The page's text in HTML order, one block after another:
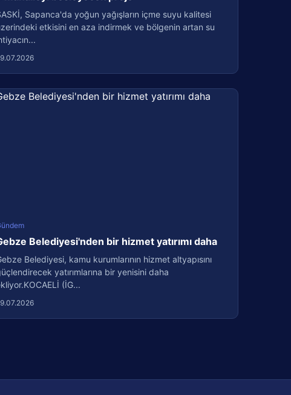
Sapanca'da yoğun yağışların içme suyu kalitesi
etkisini en aza indirmek ve bölgenin artan su
Belediyesi'nden bir hizmet yatırımı daha
Belediyesi, kamu kurumlarının hizmet altyapısını
yatırımlarına bir yenisini daha
(İG...